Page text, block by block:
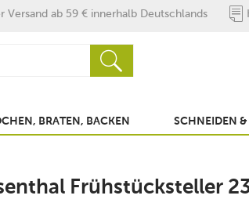
Versand ab 59 € innerhalb Deutschlands
BRATEN, BACKEN SCHNEIDEN &
Frühstücksteller